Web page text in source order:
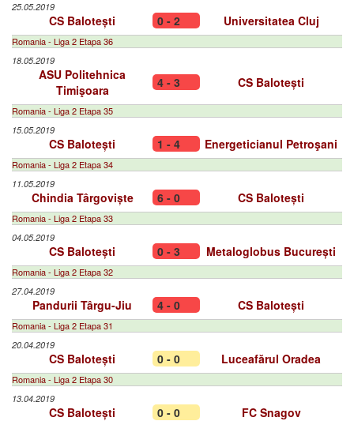
25.05.2019
CS Balotești 0 - 2 Universitatea Cluj
Romania - Liga 2 Etapa 36
18.05.2019
ASU Politehnica
Timişoara
4 - 3 CS Balotești
Romania - Liga 2 Etapa 35
15.05.2019
CS Balotești 1 - 4 Energeticianul Petroşani
Romania - Liga 2 Etapa 34
11.05.2019
Chindia Târgoviște 6 - 0 CS Balotești
Romania - Liga 2 Etapa 33
04.05.2019
CS Balotești 0 - 3 Metaloglobus București
Romania - Liga 2 Etapa 32
27.04.2019
Pandurii Târgu-Jiu 4 - 0 CS Balotești
Romania - Liga 2 Etapa 31
20.04.2019
CS Balotești 0 - 0 Luceafărul Oradea
Romania - Liga 2 Etapa 30
13.04.2019
CS Balotești 0 - 0 FC Snagov